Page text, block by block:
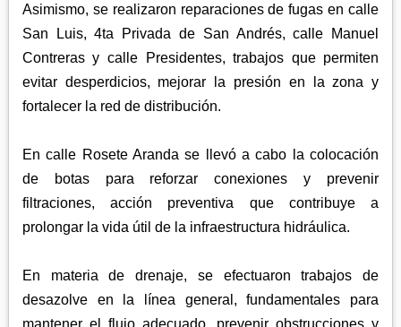
Asimismo, se realizaron reparaciones de fugas en calle
San Luis, 4ta Privada de San Andrés, calle Manuel
Contreras y calle Presidentes, trabajos que permiten
evitar desperdicios, mejorar la presión en la zona y
fortalecer la red de distribución.
En calle Rosete Aranda se llevó a cabo la colocación
de botas para reforzar conexiones y prevenir
filtraciones, acción preventiva que contribuye a
prolongar la vida útil de la infraestructura hidráulica.
En materia de drenaje, se efectuaron trabajos de
desazolve en la línea general, fundamentales para
mantener el flujo adecuado, prevenir obstrucciones y